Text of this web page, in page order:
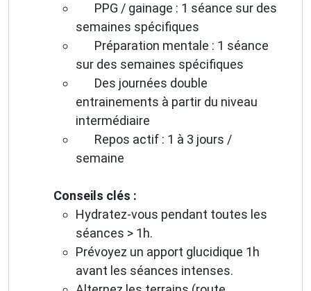
PPG / gainage : 1 séance sur des
semaines spécifiques
Préparation mentale : 1 séance
sur des semaines spécifiques
Des journées double
entrainements à partir du niveau
intermédiaire
Repos actif : 1 à 3 jours /
semaine
Conseils clés :
Hydratez-vous pendant toutes les
séances > 1h.
Prévoyez un apport glucidique 1h
avant les séances intenses.